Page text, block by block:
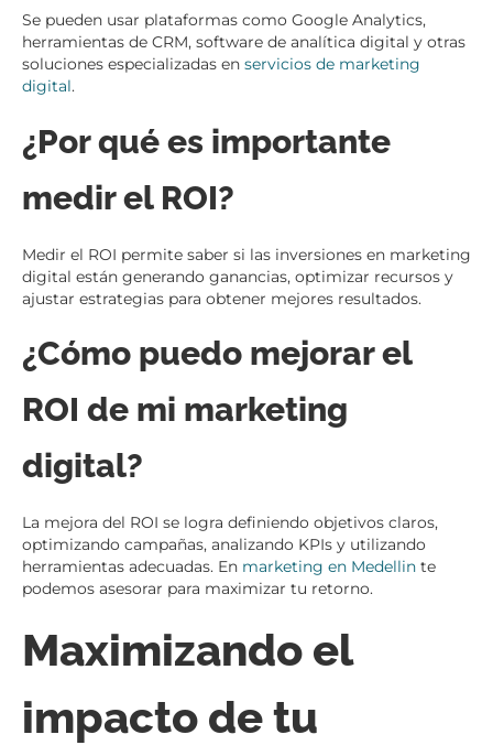
Se pueden usar plataformas como Google Analytics,
herramientas de CRM, software de analítica digital y otras
soluciones especializadas en servicios de marketing
digital.
¿Por qué es importante
medir el ROI?
Medir el ROI permite saber si las inversiones en marketing
digital están generando ganancias, optimizar recursos y
ajustar estrategias para obtener mejores resultados.
¿Cómo puedo mejorar el
ROI de mi marketing
digital?
La mejora del ROI se logra definiendo objetivos claros,
optimizando campañas, analizando KPIs y utilizando
herramientas adecuadas. En marketing en Medellin te
podemos asesorar para maximizar tu retorno.
Maximizando el
impacto de tu